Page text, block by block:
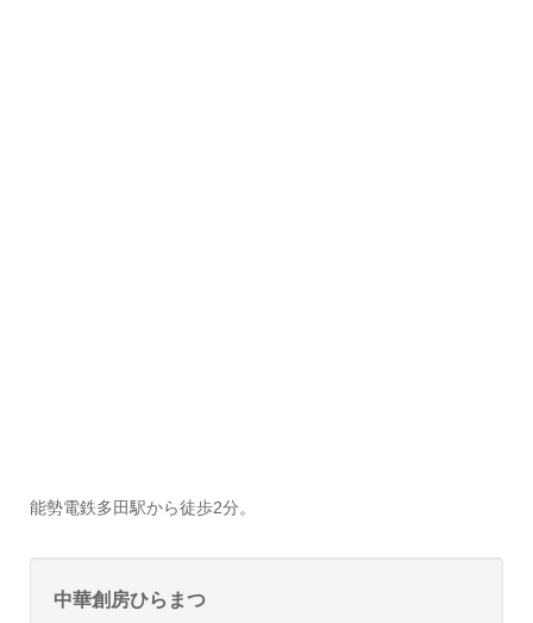
能勢電鉄多田駅から徒歩2分。
中華創房ひらまつ